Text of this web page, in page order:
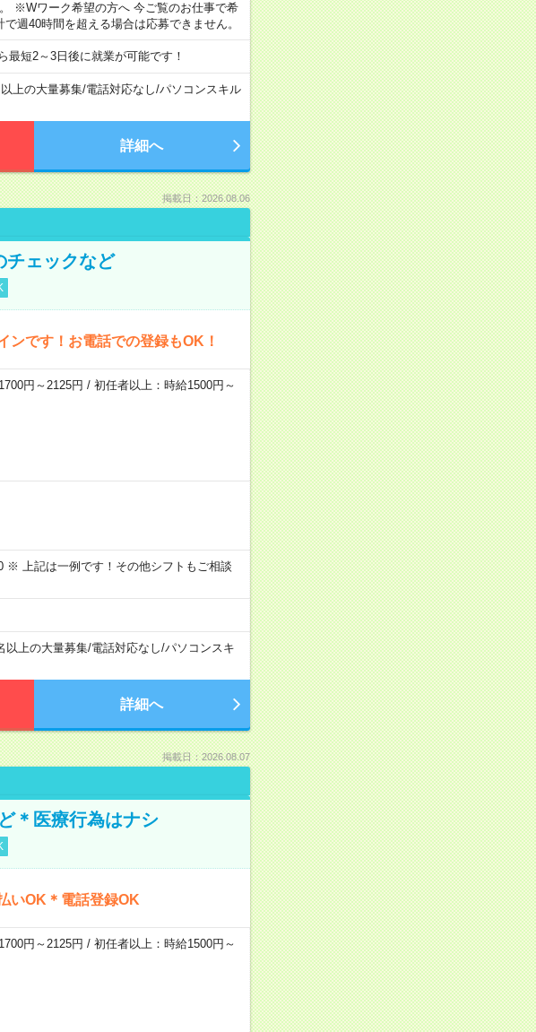
※Wワーク希望の方へ 今ご覧のお仕事で希
週40時間を超える場合は応募できません。
短2～3日後に就業が可能です！
上の大量募集/電話対応なし/パソコンスキル
詳細へ
掲載日：2026.08.06
チェックなど
ンです！お電話での登録もOK！
円～2125円 / 初任者以上：時給1500円～
※ 上記は一例です！その他シフトもご相談
以上の大量募集/電話対応なし/パソコンスキ
詳細へ
掲載日：2026.08.07
＊医療行為はナシ
いOK＊電話登録OK
円～2125円 / 初任者以上：時給1500円～